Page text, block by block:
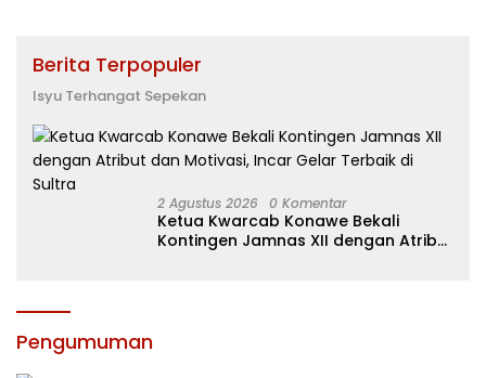
Berita Terpopuler
Isyu Terhangat Sepekan
2 Agustus 2026 0 Komentar
Ketua Kwarcab Konawe Bekali
Kontingen Jamnas XII dengan Atribut
Pengumuman